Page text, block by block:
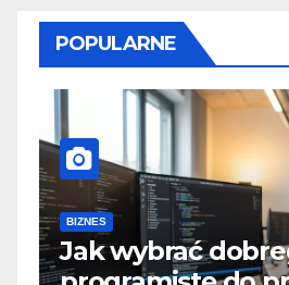
POPULARNE
BIZNES
Beton